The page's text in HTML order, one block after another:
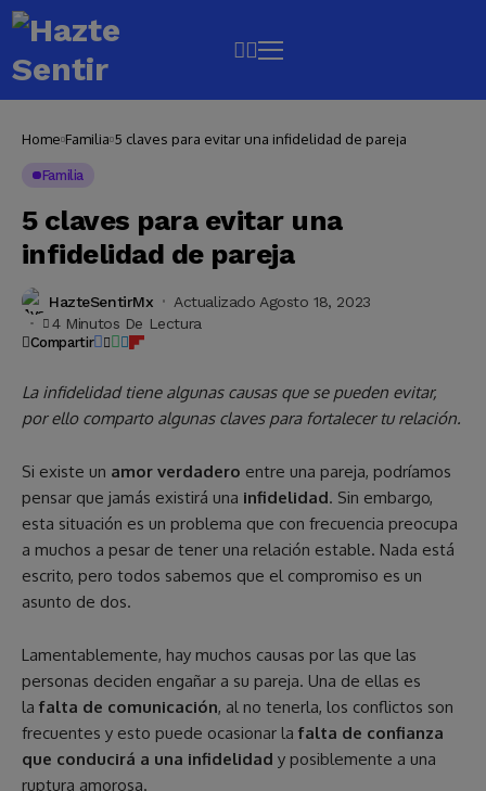
Home Familia 5 claves para evitar una infidelidad de pareja
Familia
5 claves para evitar una
infidelidad de pareja
HazteSentirMx
Actualizado Agosto 18, 2023
4 Minutos De Lectura
Compartir
La infidelidad tiene algunas causas que se pueden evitar,
por ello comparto algunas claves para fortalecer tu relación.
Si existe un amor verdadero entre una pareja, podríamos
pensar que jamás existirá una infidelidad. Sin embargo,
esta situación es un problema que con frecuencia preocupa
a muchos a pesar de tener una relación estable. Nada está
escrito, pero todos sabemos que el compromiso es un
asunto de dos.
Lamentablemente, hay muchos causas por las que las
personas deciden engañar a su pareja. Una de ellas es
la falta de comunicación, al no tenerla, los conflictos son
frecuentes y esto puede ocasionar la falta de confianza
que conducirá a una infidelidad y posiblemente a una
ruptura amorosa.